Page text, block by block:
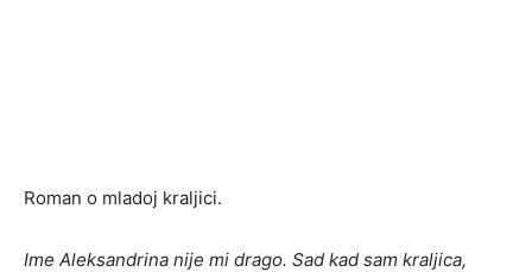
Roman o mladoj kraljici.
Ime Aleksandrina nije mi drago. Sad kad sam kraljica,